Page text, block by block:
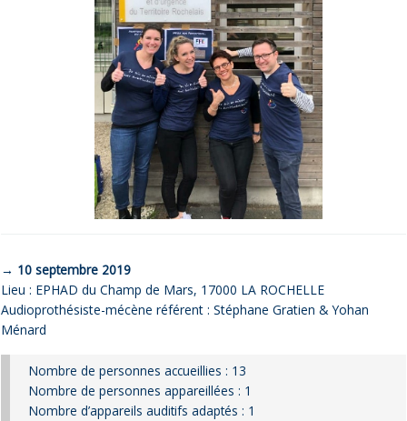
→ 10 septembre 2019
Lieu : EPHAD du Champ de Mars, 17000 LA ROCHELLE
Audioprothésiste-mécène référent : Stéphane Gratien & Yohan
Ménard
Nombre de personnes accueillies : 13
Nombre de personnes appareillées : 1
Nombre d’appareils auditifs adaptés : 1